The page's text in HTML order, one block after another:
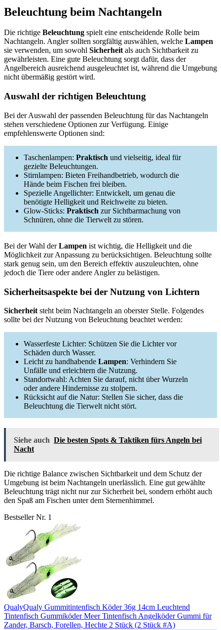
Beleuchtung beim Nachtangeln
Die richtige Beleuchtung spielt eine entscheidende Rolle beim
Nachtangeln. Angler sollten sorgfältig auswählen, welche Lampen
sie verwenden, um sowohl Sicherheitals auch Sichtbarkeit zu
gewährleisten. Eine gute Beleuchtung sorgt dafür, dass der
Angelbereich ausreichend ausgeleuchtet ist, während die Umgebung
nicht übermäßig gestört wird.
Auswahl der richtigen Beleuchtung
Bei der Auswahl der passenden Beleuchtung für das Nachtangeln
stehen verschiedene Optionen zur Verfügung. Einige
empfehlenswerte Optionen sind:
Taschenlampen: Praktisch und vielseitig, ideal für
gezielte Beleuchtungen.
Stirnlampen: Bieten Freihandbetrieb, wodurch die
Hände beim Fischen frei bleiben.
Spezielle Angellichter: Entwickelt, um genau die
benötigte Helligkeit und Reichweite zu bieten.
Glow-Sticks: Praktisch zur Sichtbarmachung von
Schnüren, ohne die Tierwelt zu stören.
Bei der Wahl derLampen ist wichtig, die Helligkeit und die
Möglichkeit zur Anpassung zu berücksichtigen. Beleuchtung sollte
stark genug sein, um den Bereich effektiv auszuleuchten, ohne
jedoch die Tiere oder andere Angler zu belästigen.
Sicherheitsaspekte bei der Nutzung von Lichtern
Sicherheit steht beim Nachtangeln an oberster Stelle. Folgendes
sollte bei der Nutzung von Beleuchtung beachtet werden:
Wasserfeste Lichter: Schützen Sie die Lichter vor
Schäden durch Wasser.
Leicht zu handhabende Lampen: Verhindern Sie
Unfälle und erleichtern die Nutzung.
Standortwahl: Achten Sie darauf, nicht über Wurzeln
oder andere Hindernisse zu stolpern.
Rücksicht auf die Natur: Stellen Sie sicher, dass die
Beleuchtung die Tierwelt nicht stört.
Siehe auch Die besten Spots & Taktiken fürs Angeln bei
Nacht
Die richtige Balance zwischen Sichtbarkeit und dem Schutz der
Umgebung ist beim Nachtangeln unerlässlich. Eine gut gewählte
Beleuchtung trägt nicht nur zur Sicherheit bei, sondern erhöht auch
den Spaß am Fischen unter dem Sternenhimmel.
Bestseller Nr. 1
QualyQualy Gummitintenfisch Köder 36g 14cm Leuchtend
Tintenfisch Gummiköder Meer Tintenfisch Angelköder Gummi für
Zander, Barsch, Forellen, Hechte 2 Stück (2 Stück #A)